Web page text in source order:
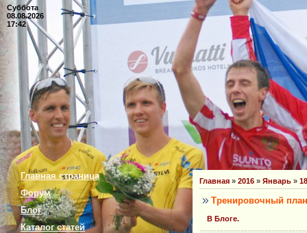
Суббота
08.08.2026
17:42
Главная страница
Форум
Блог
Каталог статей
Главная » 2016 » Январь » 18
Тренировочный
В Блоге.